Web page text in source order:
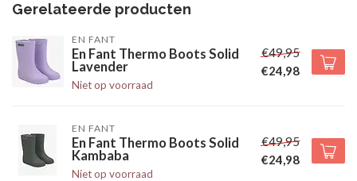
Gerelateerde producten
EN FANT
En Fant Thermo Boots Solid
Lavender
Niet op voorraad
€49,95
€24,98
EN FANT
En Fant Thermo Boots Solid
Kambaba
Niet op voorraad
€49,95
€24,98